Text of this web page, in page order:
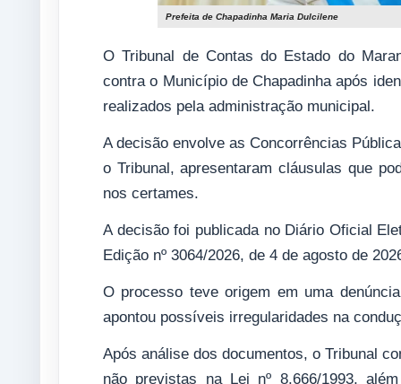
Prefeita de Chapadinha Maria Dulcilene
O Tribunal de Contas do Estado do
contra o Município de Chapadinha após
realizados pela administração municipal.
A decisão envolve as Concorrências
o Tribunal, apresentaram cláusulas que
nos certames.
A decisão foi publicada no Diário Oficial
Edição nº 3064/2026, de 4 de agosto de
O processo teve origem em uma
apontou possíveis irregularidades na
Após análise dos documentos, o Tribunal
não previstas na Lei nº 8.666/1993,